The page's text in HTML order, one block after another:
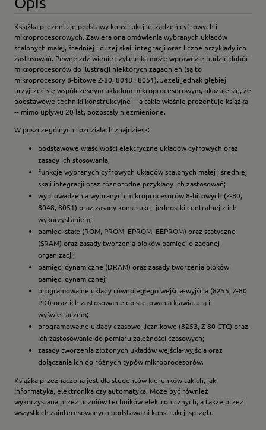
Książka prezentuje podstawy konstrukcji urządzeń cyfrowych i
mikroprocesorowych. Zawiera ona omówienia wybranych układów
scalonych małej, średniej i dużej skali integracji oraz liczne przykłady ich
zastosowań. Pewne zdziwienie czytelnika może wprawdzie budzić dobór
mikroprocesorów do ilustracji niektórych zagadnień (są to
mikroprocesory 8-bitowe Z-80, 8048 i 8051). Jeżeli jednak głębiej
przyjrzeć się współczesnym układom mikroprocesorowym, okazuje się, że
podstawowe techniki konstrukcyjne -- a takie właśnie prezentuje książka
-- mimo upływu 20 lat, pozostały niezmienione.
W poszczególnych rozdziałach znajdziesz:
podstawowe właściwości elektryczne układów cyfrowych oraz
zasady ich stosowania;
funkcje wybranych cyfrowych układów scalonych małej i średniej
skali integracji oraz różnorodne przykłady ich zastosowań;
wyprowadzenia wybranych mikroprocesorów 8-bitowych (Z-80,
8048, 8051) oraz zasady konstrukcji jednostki centralnej z ich
wykorzystaniem;
pamięci stałe (ROM, PROM, EPROM, EEPROM) oraz statyczne
(SRAM) oraz zasady tworzenia bloków pamięci o zadanej
organizacji;
pamięci dynamiczne (DRAM) oraz zasady tworzenia bloków
pamięci dynamicznej;
programowalne układy równoległego wejścia-wyjścia (8255, Z-80
PIO) oraz ich zastosowanie do sterowania klawiaturą i
wyświetlaczem;
programowalne układy czasowo-licznikowe (8253, Z-80 CTC) oraz
ich zastosowanie do pomiaru zależności czasowych;
zasady tworzenia złożonych układów wejścia-wyjścia oraz
dołączania ich do różnych typów mikroprocesorów.
Książka przeznaczona jest dla studentów kierunków takich, jak
informatyka, elektronika czy automatyka. Może być również
wykorzystana przez uczniów techników elektronicznych, a także przez
wszystkich zainteresowanych podstawami konstrukcji sprzętu